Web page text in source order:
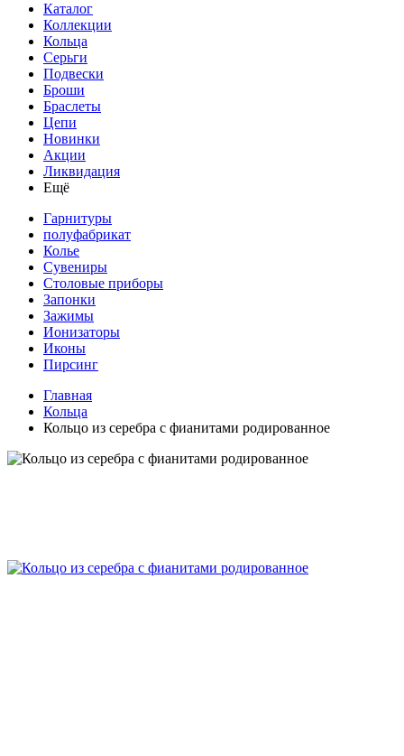
Каталог
Коллекции
Кольца
Серьги
Подвески
Броши
Браслеты
Цепи
Новинки
Акции
Ликвидация
Ещё
Гарнитуры
полуфабрикат
Колье
Сувениры
Столовые приборы
Запонки
Зажимы
Ионизаторы
Иконы
Пирсинг
Главная
Кольца
Кольцо из серебра с фианитами родированное